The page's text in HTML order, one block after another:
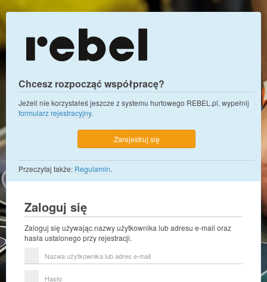
Chcesz rozpocząć współpracę?
Jeżeli nie korzystałeś jeszcze z systemu hurtowego REBEL.pl, wypełnij
formularz rejestracyjny.
Zarejestruj się
Przeczytaj także: Regulamin.
Zaloguj się
Zaloguj się używając nazwy użytkownika lub adresu e-mail oraz
hasła ustalonego przy rejestracji.
użytkownika